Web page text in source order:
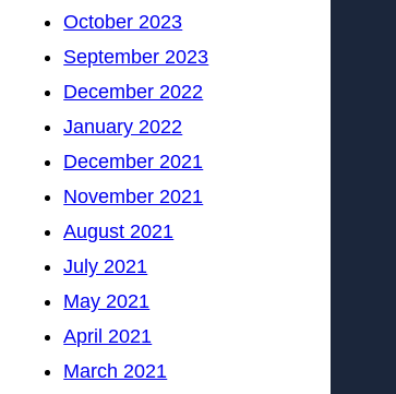
October 2023
September 2023
December 2022
January 2022
December 2021
November 2021
August 2021
July 2021
May 2021
April 2021
March 2021